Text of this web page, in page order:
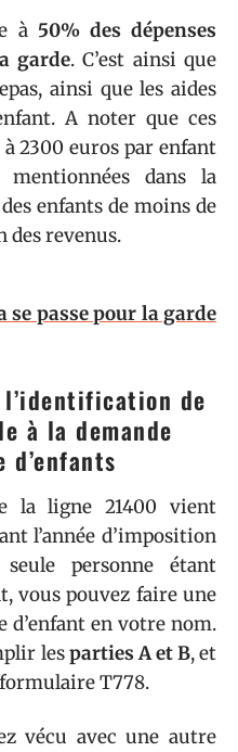
à 50% des dépenses
garde. C’est ainsi que
ainsi que les aides
A noter que ces
2300 euros par enfant
dans la
enfants de moins de
des revenus.
se passe pour la garde
de
à la demande
la ligne 21400 vient
l’année d’imposition
personne étant
vous pouvez faire une
d’enfant en votre nom.
lesparties A et B, et
T778.
vécu avec une autre